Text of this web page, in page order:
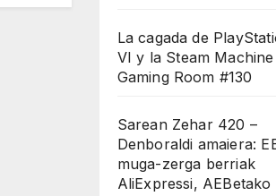
La cagada de
VI y la Steam Machine
Gaming Room #130
Sarean Zehar 420 –
Denboraldi amaiera:
muga-zerga berriak
AliExpressi,